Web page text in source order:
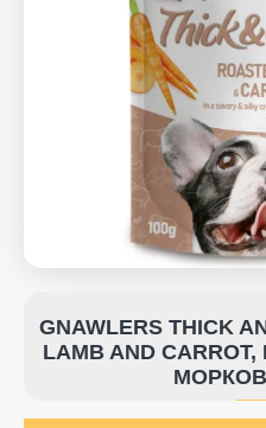
GNAWLERS THICK
LAMB AND